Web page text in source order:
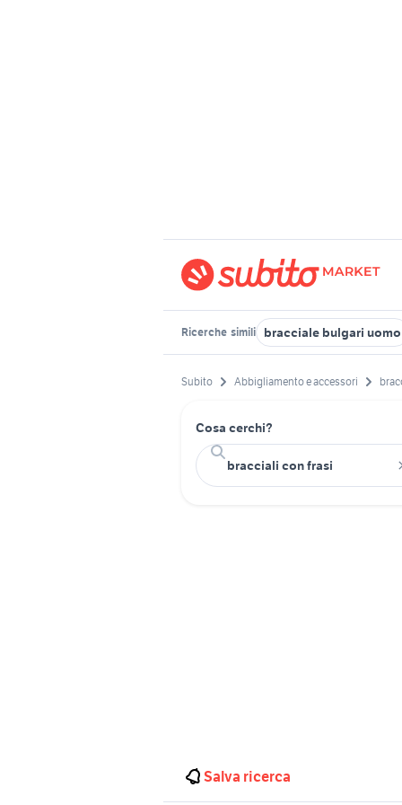
Ricerche simili bracciale bulgari uomo
Subito Abbigliamento e accessori
Cosa cerchi?
Salva ricerca